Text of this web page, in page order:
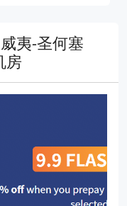
夷-圣何塞
房